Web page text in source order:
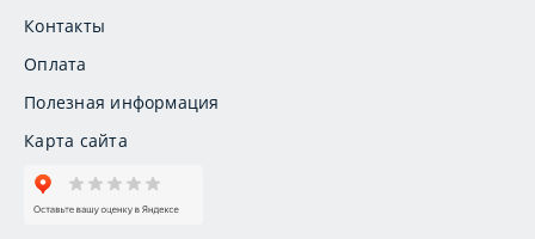
Контакты
Оплата
Полезная информация
Карта сайта